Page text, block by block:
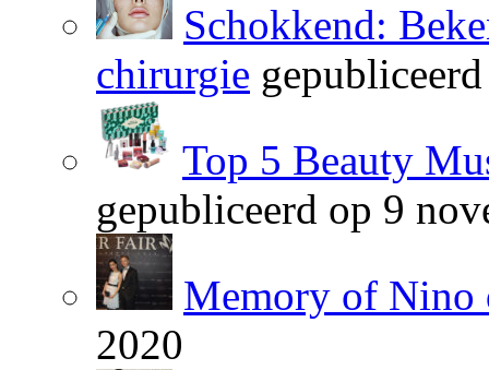
Schokkend:
chirurgie
Top 5 Beauty
gepubliceerd op 9
Memory of Nino
2020